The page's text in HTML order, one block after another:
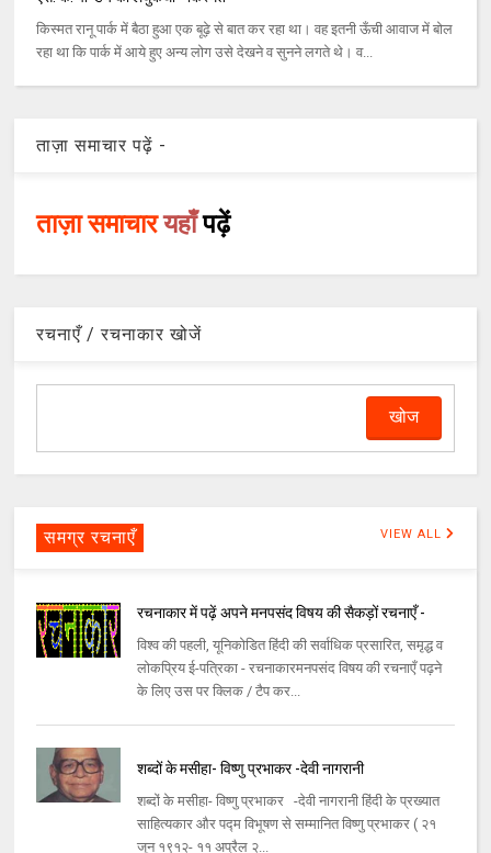
किस्मत रानू पार्क में बैठा हुआ एक बूढ़े से बात कर रहा था। वह इतनी ऊँची आवाज में बोल
रहा था कि पार्क में आये हुए अन्य लोग उसे देखने व सुनने लगते थे। व...
ताज़ा समाचार पढ़ें -
ताज़ा समाचारयहाँपढ़ें
रचनाएँ / रचनाकार खोजें
समग्र रचनाएँ VIEW ALL
रचनाकार में पढ़ें अपने मनपसंद विषय की सैकड़ों रचनाएँ -
विश्व की पहली, यूनिकोडित हिंदी की सर्वाधिक प्रसारित, समृद्ध व
लोकप्रिय ई-पत्रिका - रचनाकारमनपसंद विषय की रचनाएँ पढ़ने
के लिए उस पर क्लिक / टैप कर...
शब्दों के मसीहा- विष्णु प्रभाकर -देवी नागरानी
शब्दों के मसीहा- विष्णु प्रभाकर -देवी नागरानी हिंदी के प्रख्यात
साहित्यकार और पद्म विभूषण से सम्मानित विष्णु प्रभाकर ( २१
जून १९१२- ११ अप्रैल २...